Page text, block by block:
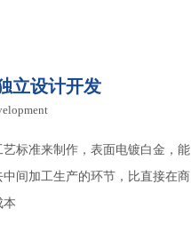
立设计开发
标准来制作，表面电镀白金，能
间加工生产的环节，比直接在商
本